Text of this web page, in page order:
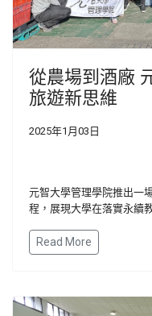
從農場到酒廠
旅遊新思維
2025年1月03日
元智大學管理學院推出一
程，展現大學在落實永續
Read More